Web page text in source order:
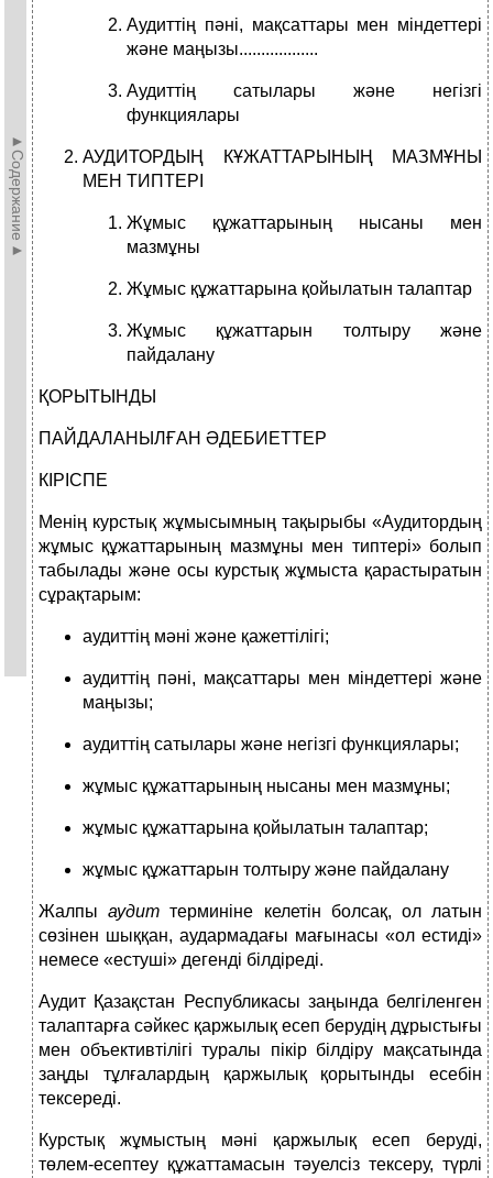
►Содержание►
Аудиттің пәні, мақсаттары мен міндеттері
және маңызы..................
Аудиттің сатылары және негізгі
функциялары
АУДИТОРДЫҢ КҰЖАТТАРЫНЫҢ МАЗМҰНЫ
МЕН ТИПТЕРІ
Жұмыс құжаттарының нысаны мен
мазмұны
Жұмыс құжаттарына қойылатын талаптар
Жұмыс құжаттарын толтыру және
пайдалану
ҚОРЫТЫНДЫ
ПАЙДАЛАНЫЛҒАН ӘДЕБИЕТТЕР
КІРІСПЕ
Менің курстық жұмысымның тақырыбы «Аудитордың
жұмыс құжаттарының мазмұны мен типтері» болып
табылады және осы курстық жұмыста қарастыратын
сұрақтарым:
аудиттің мәні және қажеттілігі;
аудиттің пәні, мақсаттары мен міндеттері және
маңызы;
аудиттің сатылары және негізгі функциялары;
жұмыс құжаттарының нысаны мен мазмұны;
жұмыс құжаттарына қойылатын талаптар;
жұмыс құжаттарын толтыру және пайдалану
Жалпы аудит терминіне келетін болсақ, ол латын
сөзінен шыққан, аудармадағы мағынасы «ол естиді»
немесе «естуші» дегенді білдіреді.
Аудит Қазақстан Республикасы заңында белгіленген
талаптарға сәйкес қаржылық есеп берудің дұрыстығы
мен объективтілігі туралы пікір білдіру мақсатында
заңды тұлғалардың қаржылық қорытынды есебін
тексереді.
Курстық жұмыстың мәні қаржылық есеп беруді,
төлем-есептеу құжаттамасын тәуелсіз тексеру, түрлі